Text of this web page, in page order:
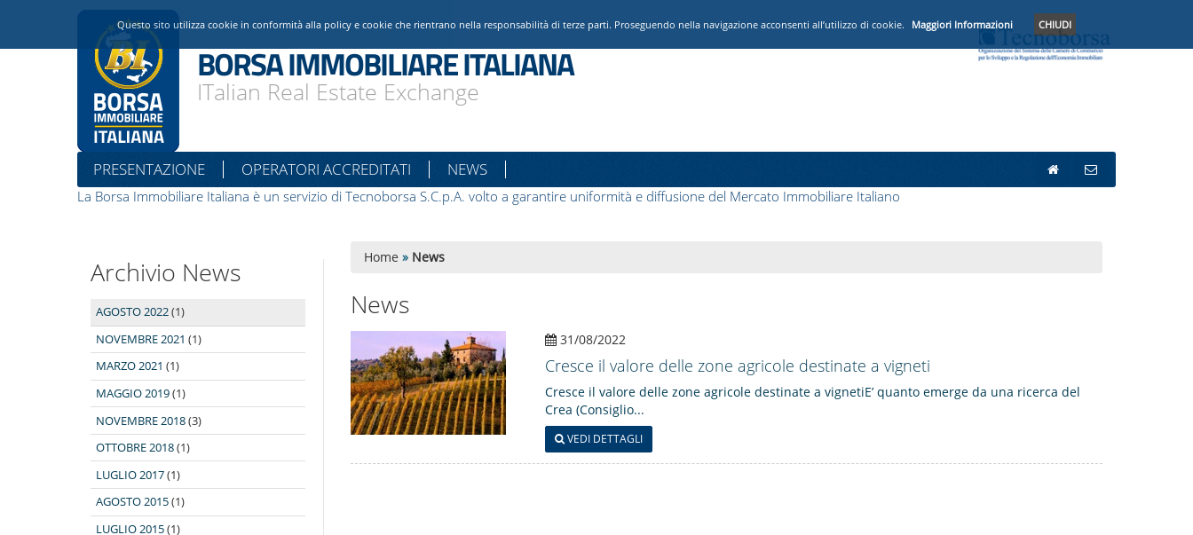
BORSA IMMOBILIARE ITALIANA
ITalian Real Estate Exchange
PRESENTAZIONE OPERATORI ACCREDITATI NEWS
La Borsa Immobiliare Italiana è un servizio di Tecnoborsa S.C.p.A. volto a garantire uniformità e diffusione del Mercato Immobiliare Italiano
Archivio News
AGOSTO 2022(1)
NOVEMBRE 2021 (1)
MARZO 2021 (1)
MAGGIO 2019(1)
NOVEMBRE 2018(3)
OTTOBRE 2018(1)
LUGLIO 2017(1)
AGOSTO 2015(1)
LUGLIO 2015(1)
Home » News
News
31/08/2022
Cresce il valore delle zone agricole destinate a vigneti
Cresce il valore delle zone agricole destinate a vignetiE’ quanto emerge da una ricerca del
Crea (Consiglio...
VEDI DETTAGLI
Questo sito utilizza cookie in conformità alla policy e cookie che rientrano nella responsabilità di terze parti. Proseguendo nella navigazione acconsenti all’utilizzo di cookie. Maggiori Informazioni CHIUDI